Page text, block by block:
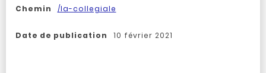
Chemin /la-collegiale
Date de publication 10 février 2021